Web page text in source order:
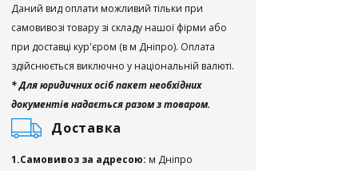
Даний вид оплати можливий тільки при
самовивозі товару зі складу нашої фірми або
при доставці кур'єром (в м Дніпро). Оплата
здійснюється виключно у національній валюті.
* Для юридичних осіб пакет необхідних
документів надається разом з товаром.
Доставка
1.Самовивоз за адресою: м Дніпро